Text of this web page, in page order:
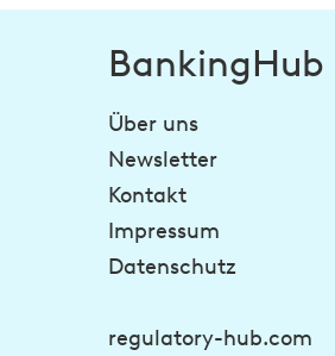
BankingHub
Über uns
Newsletter
Kontakt
Impressum
Datenschutz
regulatory-hub.com